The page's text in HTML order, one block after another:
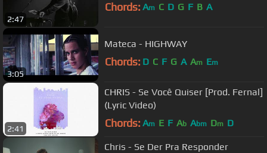
2:47
Chords: Am C D G F B A
3:05
Mateca - HIGHWAY
Chords: D C F G A Am Em
2:41
CHRIS - Se Você Quiser [Prod. Fernal]
(Lyric Video)
Chords: Am E F Ab Abm Dm D
Chris - Se Der Pra Responder